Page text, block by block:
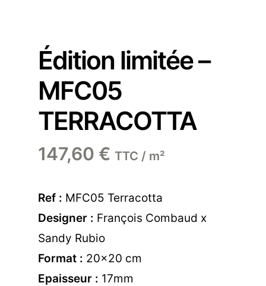
Édition limitée –
MFC05
TERRACOTTA
147,60 € TTC / m²
Ref : MFC05 Terracotta
Designer : François Combaud x
Sandy Rubio
Format : 20×20 cm
Epaisseur : 17mm